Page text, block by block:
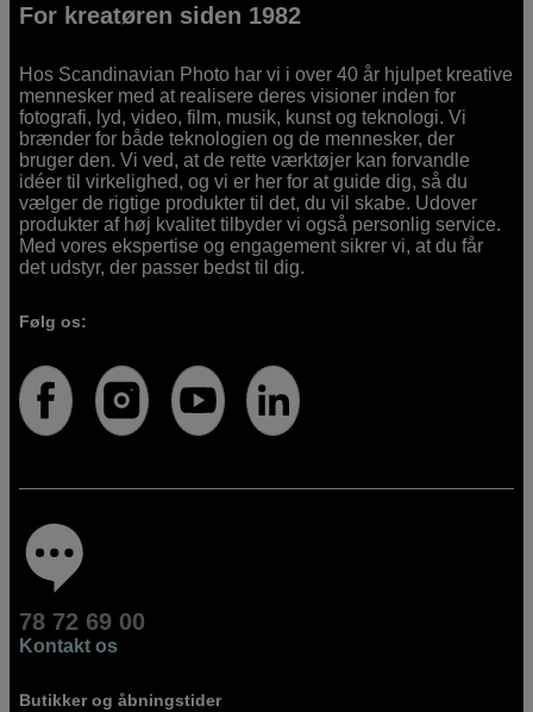
For kreatøren siden 1982
Hos Scandinavian Photo har vi i over 40 år hjulpet kreative
mennesker med at realisere deres visioner inden for
fotografi, lyd, video, film, musik, kunst og teknologi. Vi
brænder for både teknologien og de mennesker, der
bruger den. Vi ved, at de rette værktøjer kan forvandle
idéer til virkelighed, og vi er her for at guide dig, så du
vælger de rigtige produkter til det, du vil skabe. Udover
produkter af høj kvalitet tilbyder vi også personlig service.
Med vores ekspertise og engagement sikrer vi, at du får
det udstyr, der passer bedst til dig.
Følg os:
78 72 69 00
Kontakt os
Butikker og åbningstider